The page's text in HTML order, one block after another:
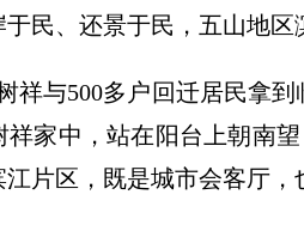
民、还景于民，五山地区
祥与500多户回迁居民拿
家中，站在阳台上朝南
片区，既是城市会客厅，